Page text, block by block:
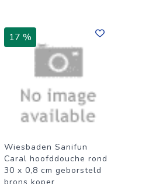
17 %
Wiesbaden Sanifun
Caral hoofddouche rond
30 x 0,8 cm geborsteld